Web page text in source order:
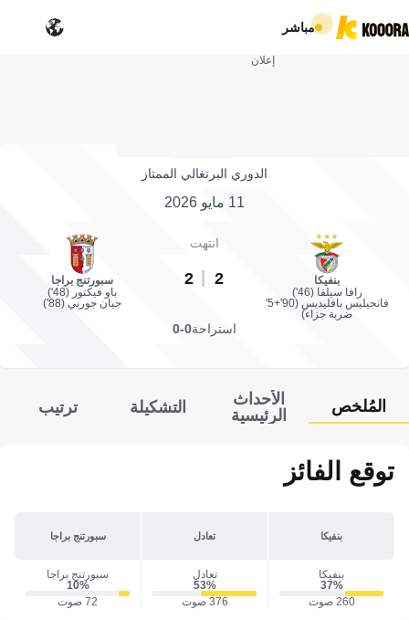
مباشر
إعلان
الدوري البرتغالي الممتاز
11 مايو 2026
بنفيكا
رافا سيلفا (46')
فانجيليس بافليديس (90'+5'
ضربة جزاء)
انتهت
2
2
سبورتنج براجا
باو فيكتور (48')
جيان جوربي (88')
استراحة0-0
المُلخص
الأحداث
الرئيسية
التشكيلة ترتيب
توقع الفائز
بنفيكا تعادل سبورتنج براجا
بنفيكا
37‎%‎
260 صوت
تعادل
53‎%‎
376 صوت
سبورتنج براجا
10‎%‎
72 صوت